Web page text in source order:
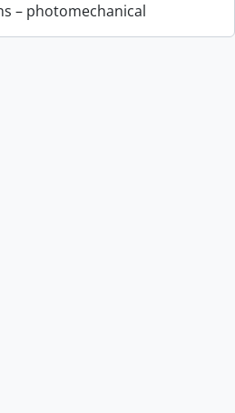
– photomechanical